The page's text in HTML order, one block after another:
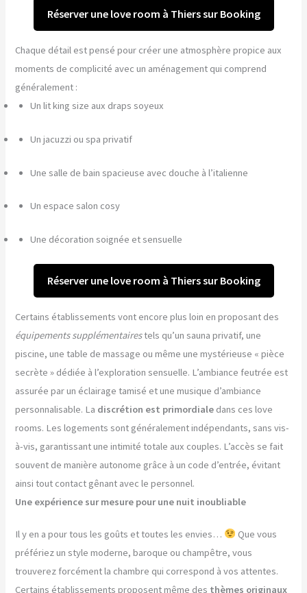
Réserver une love room à Thiers sur Booking
Chaque détail est pensé pour créer une atmosphère propice aux
moments de complicité avec un aménagement qui comprend
généralement :
Un lit king size aux draps soyeux
Un jacuzzi ou spa privatif
Une salle de bain spacieuse avec douche à l’italienne
Un espace salon cosy
Une décoration soignée et sensuelle
Réserver une love room à Thiers sur Booking
Certains établissements vont encore plus loin en proposant des
équipements supplémentairestels qu’un sauna privatif, une
piscine, une table de massage ou même une mystérieuse « pièce
secrète » dédiée à l’exploration sensuelle. L’ambiance feutrée est
assurée par un éclairage tamisé et une musique d’ambiance
personnalisable. La discrétion est primordiale dans ces love
rooms. Les logements sont généralement indépendants, sans vis-
à-vis, garantissant une intimité totale aux couples. L’accès se fait
souvent de manière autonome grâce à un code d’entrée, évitant
ainsi tout contact gênant avec le personnel.
Une expérience sur mesure pour une nuit inoubliable
Il y en a pour tous les goûts et toutes les envies…
Que vous
préfériez un style moderne, baroque ou champêtre, vous
trouverez forcément la chambre qui correspond à vos attentes.
Certains établissements proposent même des thèmes originaux